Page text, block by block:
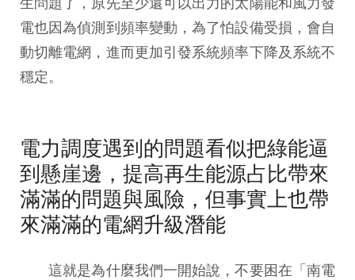
電也因為偵測到頻率變動，為了怕設備受損，會自
動切離電網，進而更加引發系統頻率下降及系統不
穩定。
電力調度遇到的問題看似把綠能逼
到懸崖邊，提高再生能源占比帶來
滿滿的問題與風險，但事實上也帶
來滿滿的電網升級潛能
這就是為什麼我們一開始說，不要困在「南電